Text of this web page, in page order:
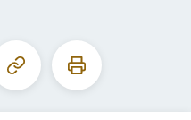
Kopieer
deze
Print
deze